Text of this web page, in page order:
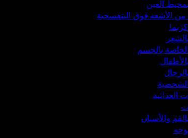
بمحيط العين
من الأشعة فوق البنفسجية
الخاصة بالجسم
الشخصية
الغذائية
والأسنان